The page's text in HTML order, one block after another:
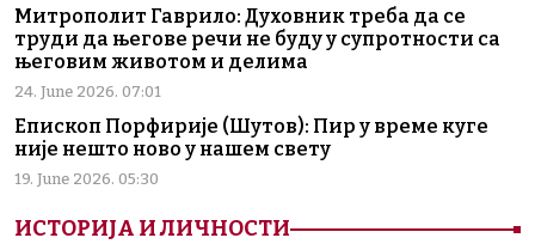
Митрополит Гаврило: Духовник треба да се
труди да његове речи не буду у супротности са
његовим животом и делима
24. June 2026. 07:01
Епископ Порфирије (Шутов): Пир у време куге
није нешто ново у нашем свету
19. June 2026. 05:30
ИСТОРИЈА И ЛИЧНОСТИ